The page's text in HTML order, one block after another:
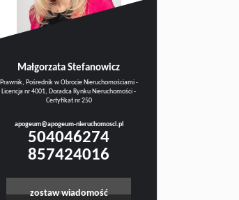
Małgorzata Stefanowicz
Prawnik, Pośrednik w Obrocie Nieruchomościami -
Licencja nr 4001, Doradca Rynku Nieruchomości -
Certyfikat nr 250
apogeum@apogeum-nieruchomosci.pl
504046274
857424016
zostaw wiadomość